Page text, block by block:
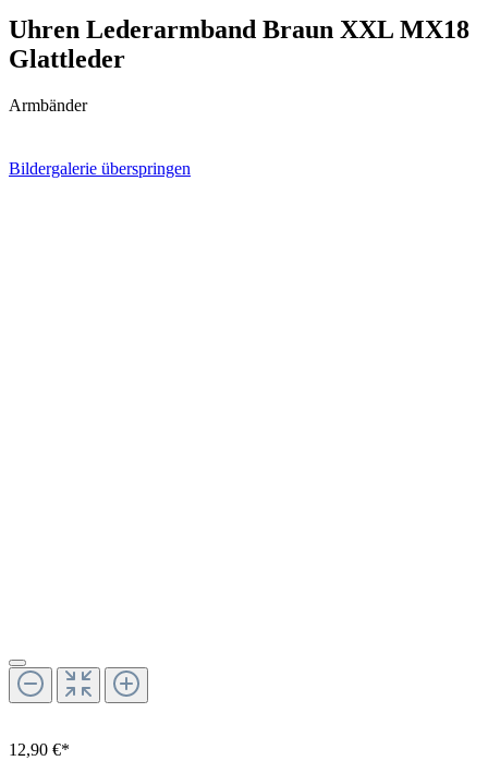
Uhren Lederarmband Braun XXL MX18
Glattleder
Armbänder
Bildergalerie überspringen
12,90 €*